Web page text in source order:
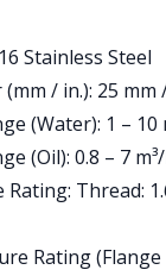
Stainless Steel
/ in.): 25 mm
(Water): 1 – 10
(Oil): 0.8 – 7
Thread:
Rating (Flange